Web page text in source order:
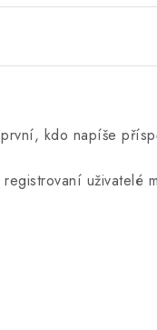
kdo napíše
uživatelé